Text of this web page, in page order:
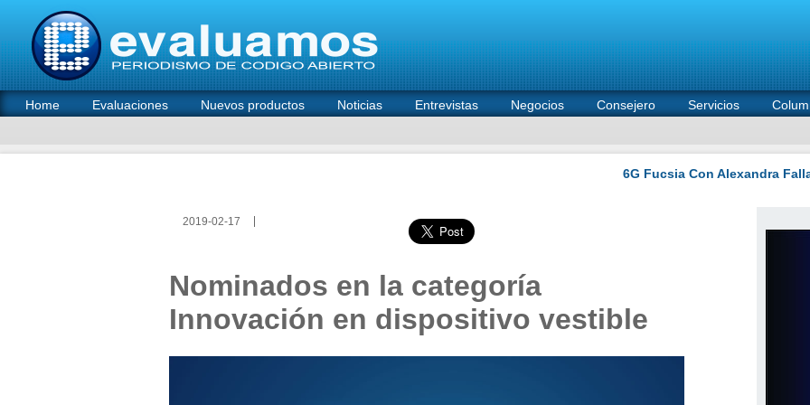
Home Evaluaciones Nuevos productos Noticias Entrevistas Negocios Consejero Servicios
2019-02-17
Nominados en la categoría
Innovación en dispositivo vestible